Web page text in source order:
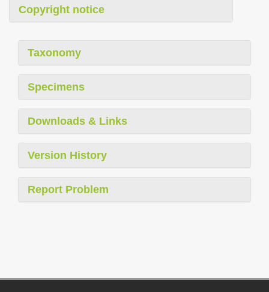
Copyright notice
Taxonomy
Specimens
Downloads & Links
Version History
Report Problem